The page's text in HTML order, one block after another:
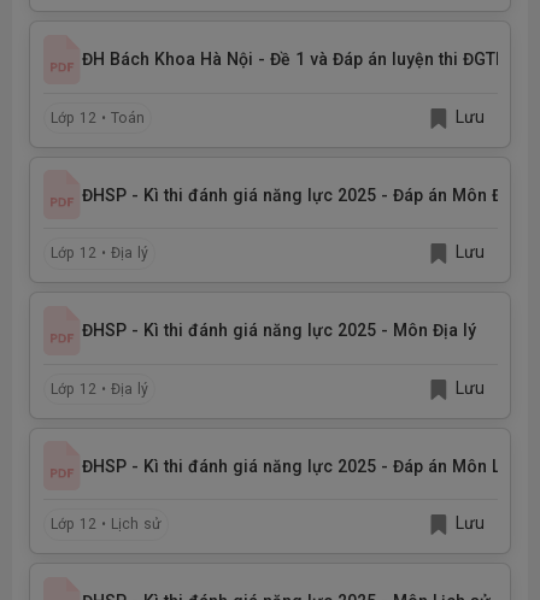
ĐH Bách Khoa Hà Nội - Đề 1 và Đáp án luyện thi ĐGTD
Lớp 12 • Toán Lưu
ĐHSP - Kì thi đánh giá năng lực 2025 - Đáp án Môn Địa lý
Lớp 12 • Địa lý Lưu
ĐHSP - Kì thi đánh giá năng lực 2025 - Môn Địa lý
Lớp 12 • Địa lý Lưu
ĐHSP - Kì thi đánh giá năng lực 2025 - Đáp án Môn Lịch
Lớp 12 • Lịch sử Lưu